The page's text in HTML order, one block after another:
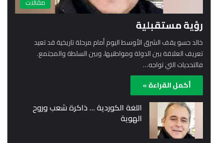
مقالات
رؤية مستقبلية
خالد حسو يقف الشرق الأوسط اليوم أمام مرحلة تاريخية قد تعيد
تعريف العلاقة بين الدولة ومواطنيها، وبين السلطة والمجتمع.
فالتحديات التي تواجه…
أكمل القراءة »
اللغة الكوردية … ذاكرة شعب وروح
الهوية